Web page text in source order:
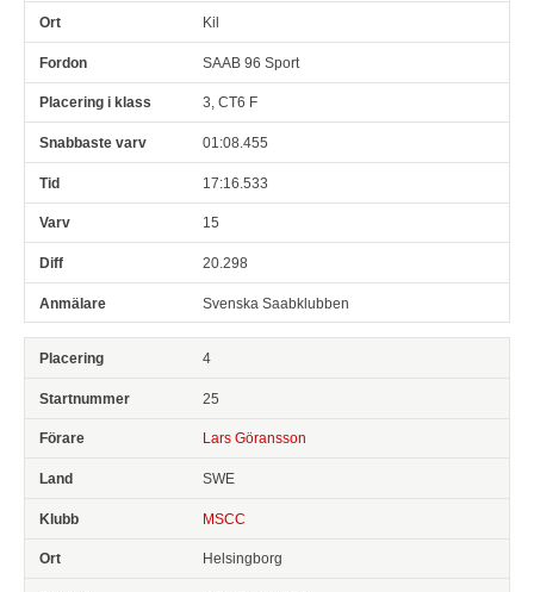
Kil
SAAB 96 Sport
3, CT6 F
01:08.455
17:16.533
15
20.298
Svenska Saabklubben
4
25
Lars Göransson
SWE
MSCC
Helsingborg